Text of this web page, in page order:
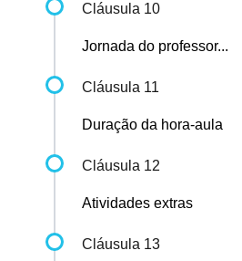
Cláusula 10
Jornada do professor...
Cláusula 11
Duração da hora-aula
Cláusula 12
Atividades extras
Cláusula 13